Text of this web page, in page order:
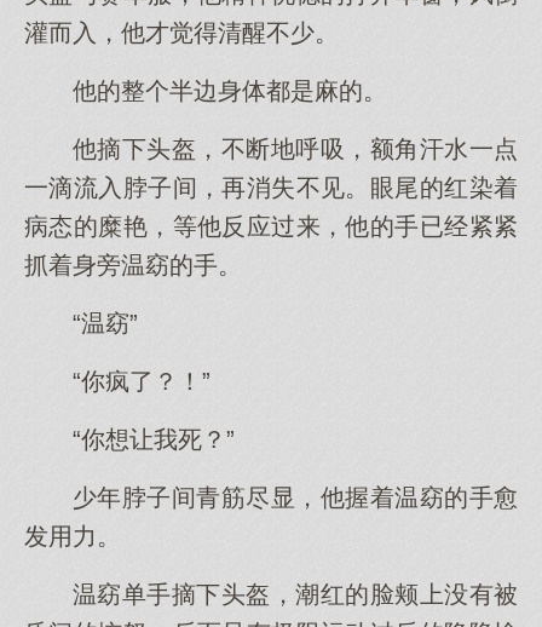
灌而入，他才觉得清醒不少。
他的整个半边身体都是麻的。
他摘下头盔，不断地呼吸，额角汗水一点
一滴流入脖子间，再消失不见。眼尾的红染着
病态的糜艳，等他反应过来，他的手已经紧紧
抓着身旁温窈的手。
“温窈”
“你疯了？！”
“你想让我死？”
少年脖子间青筋尽显，他握着温窈的手愈
发用力。
温窈单手摘下头盔，潮红的脸颊上没有被